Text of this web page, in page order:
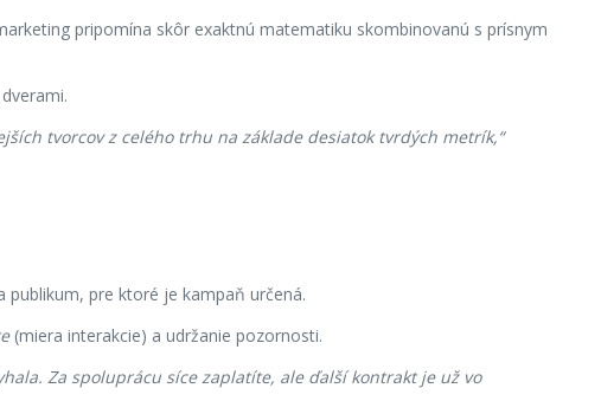
pripomína skôr exaktnú matematiku skombinovanú s prísnym
tvorcov z celého trhu na základe desiatok tvrdých metrík,“
pre ktoré je kampaň určená.
(miera interakcie) a udržanie pozornosti.
Za spoluprácu síce zaplatíte, ale ďalší kontrakt je už vo